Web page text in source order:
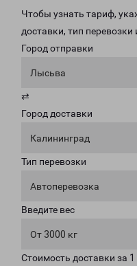
Чтобы узнать тариф,
доставки, тип перевозки
Город отправки
Лысьва
⇄
Город доставки
Калининград
Тип перевозки
Автоперевозка
Введите вес
От 3000 кг
Стоимость доставки за